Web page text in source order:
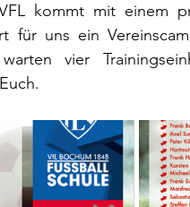
kommt mit einem
für uns ein
vier